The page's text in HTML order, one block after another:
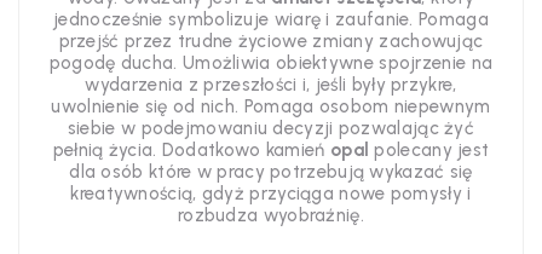
jednocześnie symbolizuje wiarę i zaufanie. Pomaga
przejść przez trudne życiowe zmiany zachowując
pogodę ducha. Umożliwia obiektywne spojrzenie na
wydarzenia z przeszłości i, jeśli były przykre,
uwolnienie się od nich. Pomaga osobom niepewnym
siebie w podejmowaniu decyzji pozwalając żyć
pełnią życia. Dodatkowo kamień opal polecany jest
dla osób które w pracy potrzebują wykazać się
kreatywnością, gdyż przyciąga nowe pomysły i
rozbudza wyobraźnię.